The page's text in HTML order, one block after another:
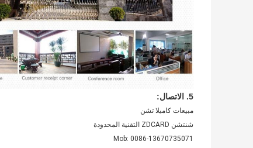
5. الاتصال:
مبيعات كاميلا تشن
شنتشن ZDCARD التقنية المحدودة
Mob: 0086-13670735071